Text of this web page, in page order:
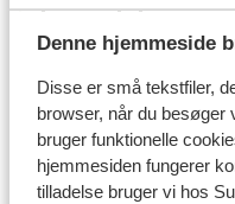
Denne hjemmeside
Disse er små tekstfiler,
browser, når du besøger
bruger funktionelle
hjemmesiden fungerer
tilladelse bruger vi hos
I området
Afstand til centrum:
Afstand til nærmeste
Afstand til nærmeste
Nærmeste
Rolig beliggenhed